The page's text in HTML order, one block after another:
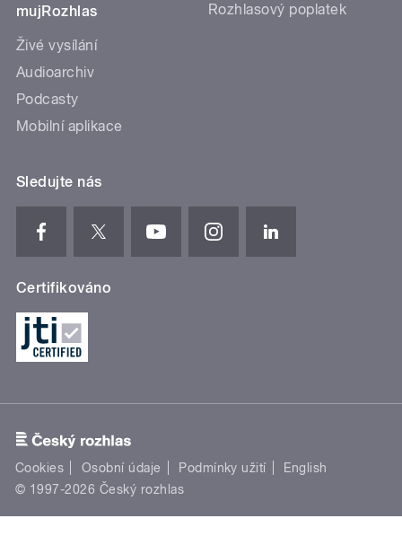
mujRozhlas
Živé vysílání
Audioarchiv
Podcasty
Mobilní aplikace
Rozhlasový poplatek
Sledujte nás
Certifikováno
Cookies Osobní údaje Podmínky užití
English
© 1997-2026 Český rozhlas